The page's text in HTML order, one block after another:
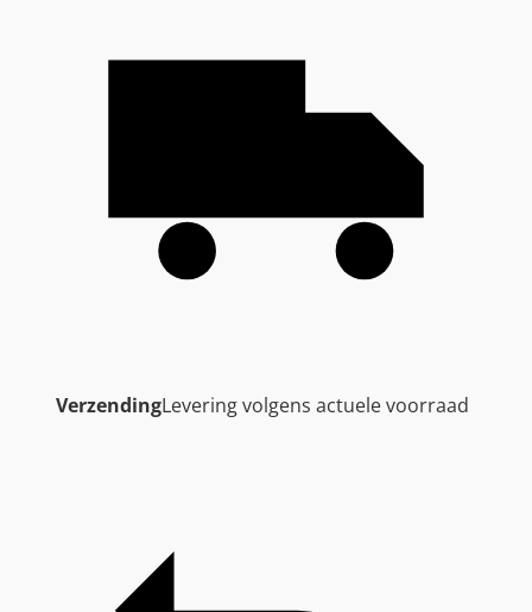
VerzendingLevering volgens actuele voorraad